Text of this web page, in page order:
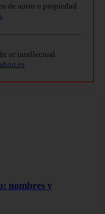
de autor o propiedad
or intellectual
nombres y